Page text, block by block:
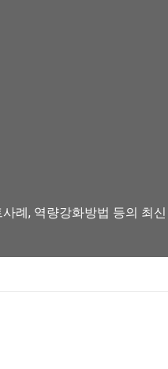
례, 역량강화방법 등의 최